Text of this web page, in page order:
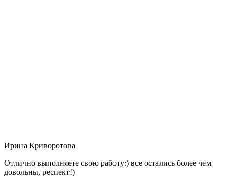
Ирина Криворотова
Отлично выполняете свою работу:) все остались более чем
довольны, респект!)